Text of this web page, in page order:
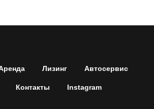
Лизинг Автосервис
Контакты Instagram